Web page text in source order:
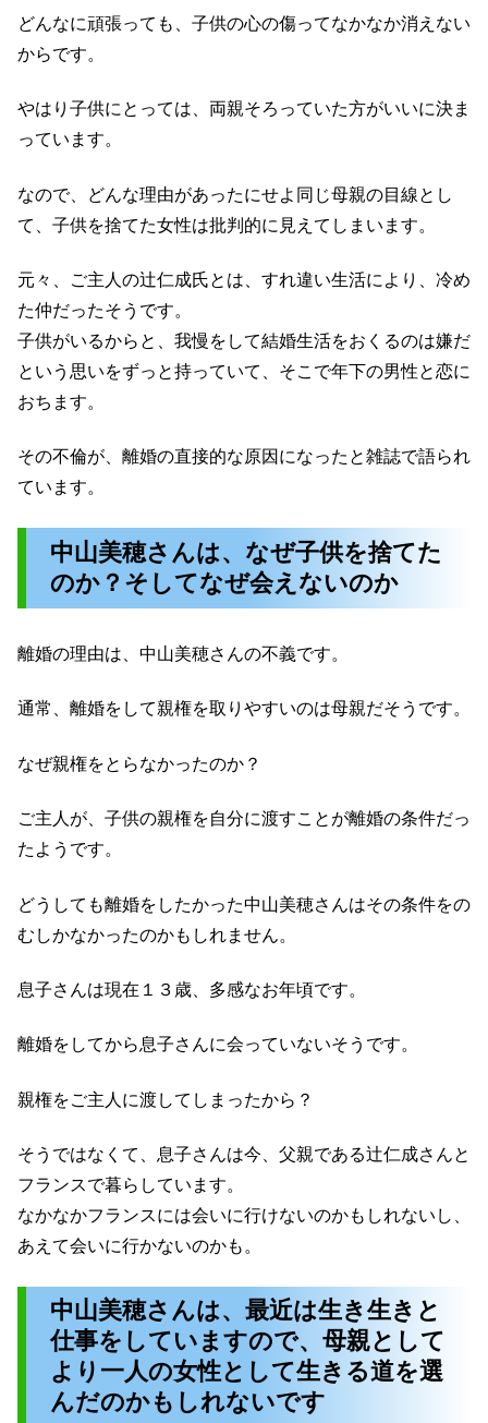
どんなに頑張っても、子供の心の傷ってなかなか消えない
からです。
やはり子供にとっては、両親そろっていた方がいいに決ま
っています。
なので、どんな理由があったにせよ同じ母親の目線とし
て、子供を捨てた女性は批判的に見えてしまいます。
元々、ご主人の辻仁成氏とは、すれ違い生活により、冷め
た仲だったそうです。
子供がいるからと、我慢をして結婚生活をおくるのは嫌だ
という思いをずっと持っていて、そこで年下の男性と恋に
おちます。
その不倫が、離婚の直接的な原因になったと雑誌で語られ
ています。
中山美穂さんは、なぜ子供を捨てた
のか？そしてなぜ会えないのか
離婚の理由は、中山美穂さんの不義です。
通常、離婚をして親権を取りやすいのは母親だそうです。
なぜ親権をとらなかったのか？
ご主人が、子供の親権を自分に渡すことが離婚の条件だっ
たようです。
どうしても離婚をしたかった中山美穂さんはその条件をの
むしかなかったのかもしれません。
息子さんは現在１３歳、多感なお年頃です。
離婚をしてから息子さんに会っていないそうです。
親権をご主人に渡してしまったから？
そうではなくて、息子さんは今、父親である辻仁成さんと
フランスで暮らしています。
なかなかフランスには会いに行けないのかもしれないし、
あえて会いに行かないのかも。
中山美穂さんは、最近は生き生きと
仕事をしていますので、母親として
より一人の女性として生きる道を選
んだのかもしれないです